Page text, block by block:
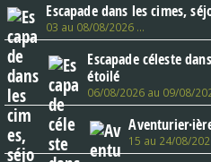
Escapade dans les cimes,
03 au 08/08/2026 …
Escapade céleste
étoilé
06/08/2026 au 09/08/
15 au 24/08/